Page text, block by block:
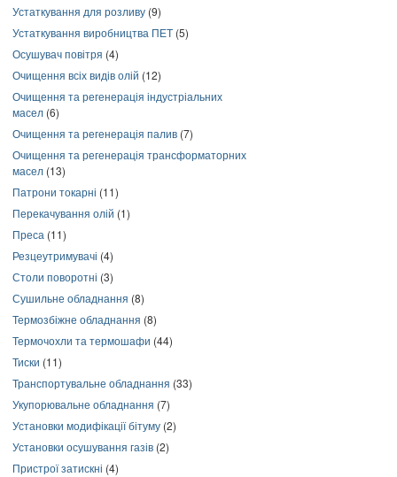
Устаткування для розливу (9)
Устаткування виробництва ПЕТ (5)
Осушувач повітря (4)
Очищення всіх видів олій (12)
Очищення та регенерація індустріальних
масел (6)
Очищення та регенерація палив (7)
Очищення та регенерація трансформаторних
масел (13)
Патрони токарні (11)
Перекачування олій (1)
Преса (11)
Резцеутримувачі (4)
Столи поворотні (3)
Сушильне обладнання (8)
Термозбіжне обладнання (8)
Термочохли та термошафи (44)
Тиски (11)
Транспортувальне обладнання (33)
Укупорювальне обладнання (7)
Установки модифікації бітуму (2)
Установки осушування газів (2)
Пристрої затискні (4)